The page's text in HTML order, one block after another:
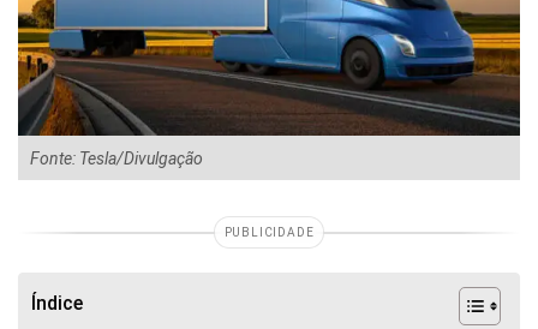
Fonte: Tesla/Divulgação
PUBLICIDADE
Índice